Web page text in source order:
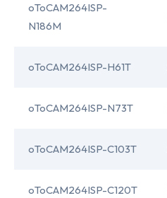
oToCAM264ISP-
N186M
oToCAM264ISP-H61T
oToCAM264ISP-N73T
oToCAM264ISP-C103T
oToCAM264ISP-C120T